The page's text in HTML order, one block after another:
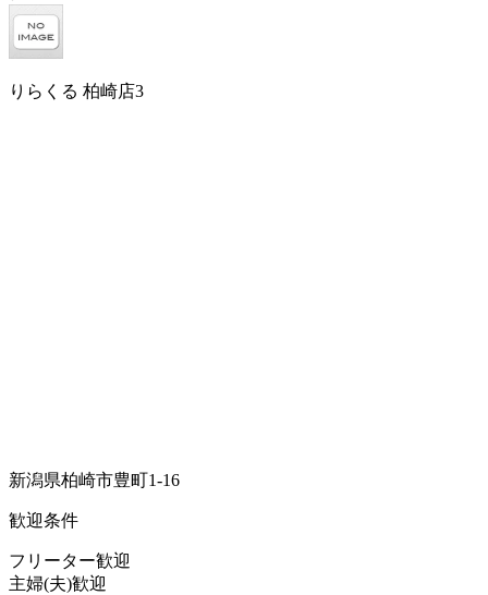
りらくる 柏崎店3
新潟県柏崎市豊町1-16
歓迎条件
フリーター歓迎
主婦(夫)歓迎